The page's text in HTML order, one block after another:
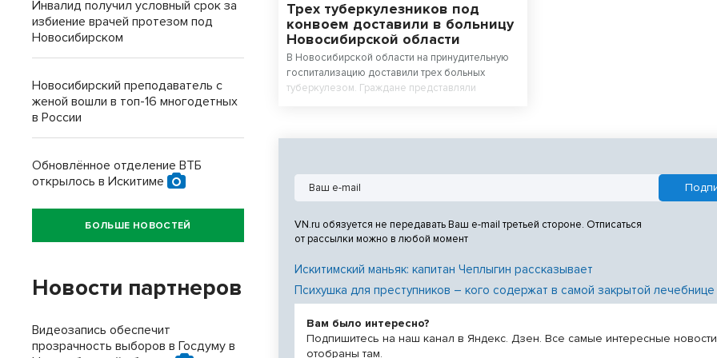
Трех туберкулезников под
конвоем доставили в больницу
Новосибирской области
В Новосибирской области на принудительную
госпитализацию доставили трех больных
туберкулезом. Граждане представляли
VN.ru обязуется не передавать Ваш e-mail третьей стороне. Отписаться
от рассылки можно в любой момент
Искитимский маньяк: капитан Чеплыгин рассказывает
Психушка для преступников – кого содержат в самой закрытой
Вам было интересно?
Подпишитесь на наш канал в Яндекс. Дзен. Все самые интересные новости
отобраны там.
Инвалид получил условный срок за
избиение врачей протезом под
Новосибирском
Новосибирский преподаватель с
женой вошли в топ-16 многодетных
в России
Обновлённое отделение ВТБ
открылось в Искитиме
БОЛЬШЕ НОВОСТЕЙ
Новости партнеров
Видеозапись обеспечит
прозрачность выборов в Госдуму в